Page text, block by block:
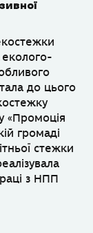
еколого-
до цього
«Промоція
громаді
стежки
з НПП